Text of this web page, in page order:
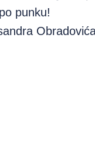
punku!